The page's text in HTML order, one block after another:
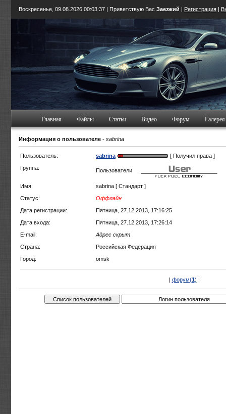
Воскресенье, 09.08.2026 00:03:38 | Приветствую Вас Заезжий | Регистрация |
Главная Файлы Статьи Видео Форум Галерея
Информация о пользователе - sabrina
Пользователь: sabrina
[ Получил права ]
Группа:
Пользователи
Имя:
sabrina [ Стандарт ]
Статус:
Оффлайн
Дата регистрации:
Пятница, 27.12.2013, 17:16:25
Дата входа:
Пятница, 27.12.2013, 17:26:14
E-mail:
Адрес скрыт
Страна:
Российская Федерация
Город:
omsk
форум(1)